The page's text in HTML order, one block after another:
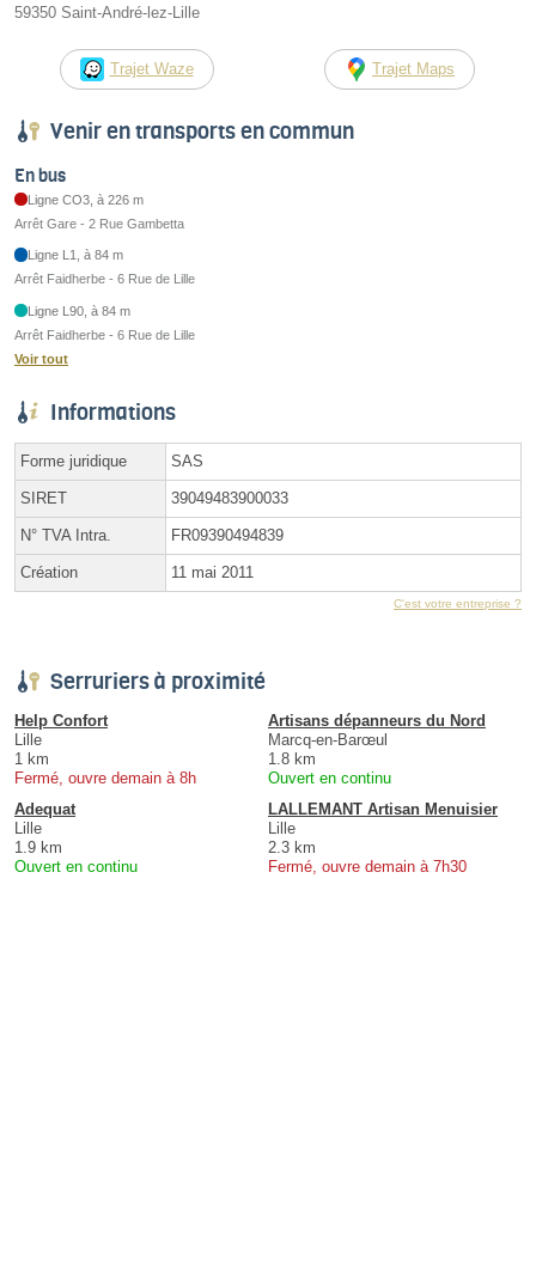
59350 Saint-André-lez-Lille
Trajet Waze Trajet Maps
Venir en transports en commun
En bus
Ligne CO3, à 226 m
Arrêt Gare - 2 Rue Gambetta
Ligne L1, à 84 m
Arrêt Faidherbe - 6 Rue de Lille
Ligne L90, à 84 m
Arrêt Faidherbe - 6 Rue de Lille
Voir tout
Informations
Forme juridique SAS
SIRET 39049483900033
N° TVA Intra. FR09390494839
Création 11 mai 2011
C'est votre entreprise ?
Serruriers à proximité
Help Confort
Lille
1 km
Fermé, ouvre demain à 8h
Artisans dépanneurs du Nord
Marcq-en-Barœul
1.8 km
Ouvert en continu
Adequat
Lille
1.9 km
Ouvert en continu
LALLEMANT Artisan Menuisier
Lille
2.3 km
Fermé, ouvre demain à 7h30